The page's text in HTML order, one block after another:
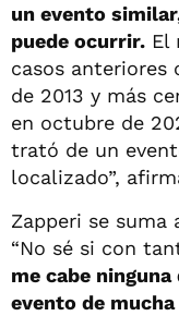
un evento
puede ocurrir. El
casos anteriores
de 2013 y más
en octubre de
trató de un
localizado”,
Zapperi se suma
“No sé si con
me cabe
evento de